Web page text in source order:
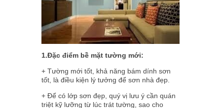
1.Đặc điểm bề mặt tường mới:
+ Tường mới tốt, khả năng bám dính sơn
tốt, là điều kiện lý tưởng để sơn nhà đẹp.
+ Để có lớp sơn đẹp, quý vị lưu ý cần quán
triệt kỹ lưỡng từ lúc trát tường, sao cho